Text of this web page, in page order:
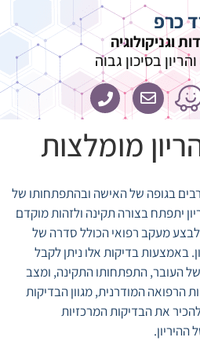
כרפ
וגניקולוגיה
בסיכון גבוה
מומלצות
רבים בגופה של האישה ובהתפתחותו של
יתפתח בצורה תקינה ולזהות מוקדם
לבצע מעקב רפואי הכולל סדרה של
באמצעות בדיקות אלו ניתן לקבל
של העובר, התפתחותו התקינה, ומצב
המודרנית, מגוון הבדיקות
את הבדיקות המרכזיות